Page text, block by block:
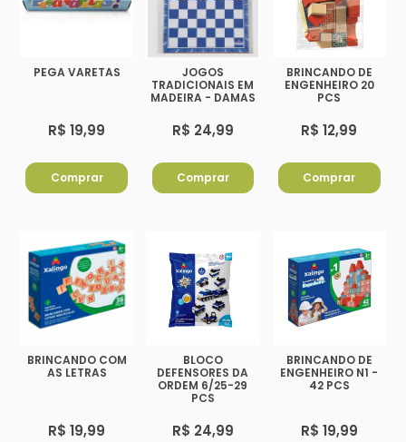
PEGA VARETAS
R$ 19,99
Comprar
JOGOS
TRADICIONAIS EM
MADEIRA - DAMAS
R$ 24,99
Comprar
BRINCANDO DE
ENGENHEIRO 20
PCS
R$ 12,99
Comprar
BRINCANDO COM
AS LETRAS
R$ 19,99
BLOCO
DEFENSORES DA
ORDEM 6/25-29
PCS
R$ 24,99
BRINCANDO DE
ENGENHEIRO N1 -
42 PCS
R$ 19,99